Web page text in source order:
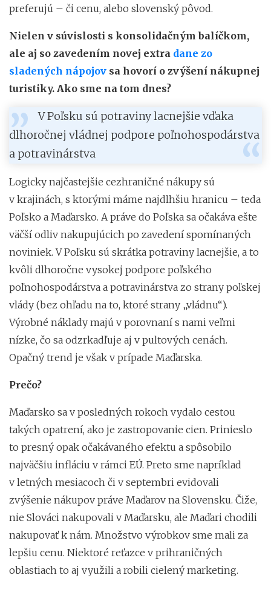
preferujú – či cenu, alebo slovenský pôvod.
Nielen v súvislosti s konsolidačným balíčkom,
ale aj so zavedením novej extra dane zo
sladených nápojov sa hovorí o zvýšení nákupnej
turistiky. Ako sme na tom dnes?
V Poľsku sú potraviny lacnejšie vďaka
dlhoročnej vládnej podpore poľnohospodárstva
a potravinárstva
Logicky najčastejšie cezhraničné nákupy sú
v krajinách, s ktorými máme najdlhšiu hranicu – teda
Poľsko a Maďarsko. A práve do Poľska sa očakáva ešte
väčší odliv nakupujúcich po zavedení spomínaných
noviniek. V Poľsku sú skrátka potraviny lacnejšie, a to
kvôli dlhoročne vysokej podpore poľského
poľnohospodárstva a potravinárstva zo strany poľskej
vlády (bez ohľadu na to, ktoré strany „vládnu“).
Výrobné náklady majú v porovnaní s nami veľmi
nízke, čo sa odzrkadľuje aj v pultových cenách.
Opačný trend je však v prípade Maďarska.
Prečo?
Maďarsko sa v posledných rokoch vydalo cestou
takých opatrení, ako je zastropovanie cien. Prinieslo
to presný opak očakávaného efektu a spôsobilo
najväčšiu infláciu v rámci EÚ. Preto sme napríklad
v letných mesiacoch či v septembri evidovali
zvýšenie nákupov práve Maďarov na Slovensku. Čiže,
nie Slováci nakupovali v Maďarsku, ale Maďari chodili
nakupovať k nám. Množstvo výrobkov sme mali za
lepšiu cenu. Niektoré reťazce v prihraničných
oblastiach to aj využili a robili cielený marketing.